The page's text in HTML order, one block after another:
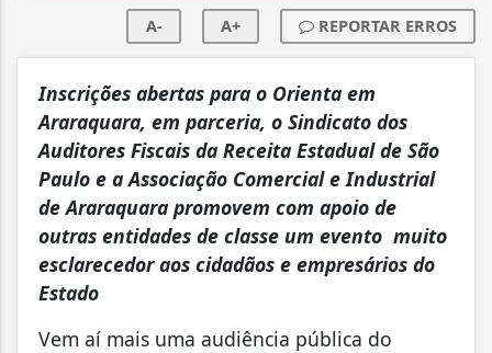
A- A+ REPORTAR ERROS
Inscrições abertas para o Orienta em
Araraquara, em parceria, o Sindicato dos
Auditores Fiscais da Receita Estadual de São
Paulo e a Associação Comercial e Industrial
de Araraquara promovem com apoio de
outras entidades de classe um evento muito
esclarecedor aos cidadãos e empresários do
Estado
Vem aí mais uma audiência pública do